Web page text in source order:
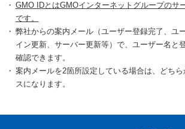
GMO IDとはGMOインターネットグループのサ
です。
弊社からの案内メール（ユーザー登録完了、ユ
イン更新、サーバー更新等）で、ユーザー名と
確認できます。
案内メールを2箇所設定している場合は、どち
スになります。